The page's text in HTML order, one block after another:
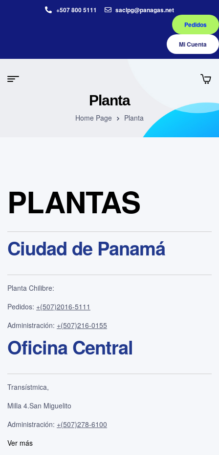
+507 800 5111
saclpg@panagas.net
Pedidos
Mi Cuenta
Planta
Home Page Planta
PLANTAS
Ciudad de Panamá
Planta Chilibre:
Pedidos: +(507)2016-5111
Administración: +(507)216-0155
Oficina Central
Transístmica,
Milla 4.San Miguelito
Administración: +(507)278-6100
Ver más